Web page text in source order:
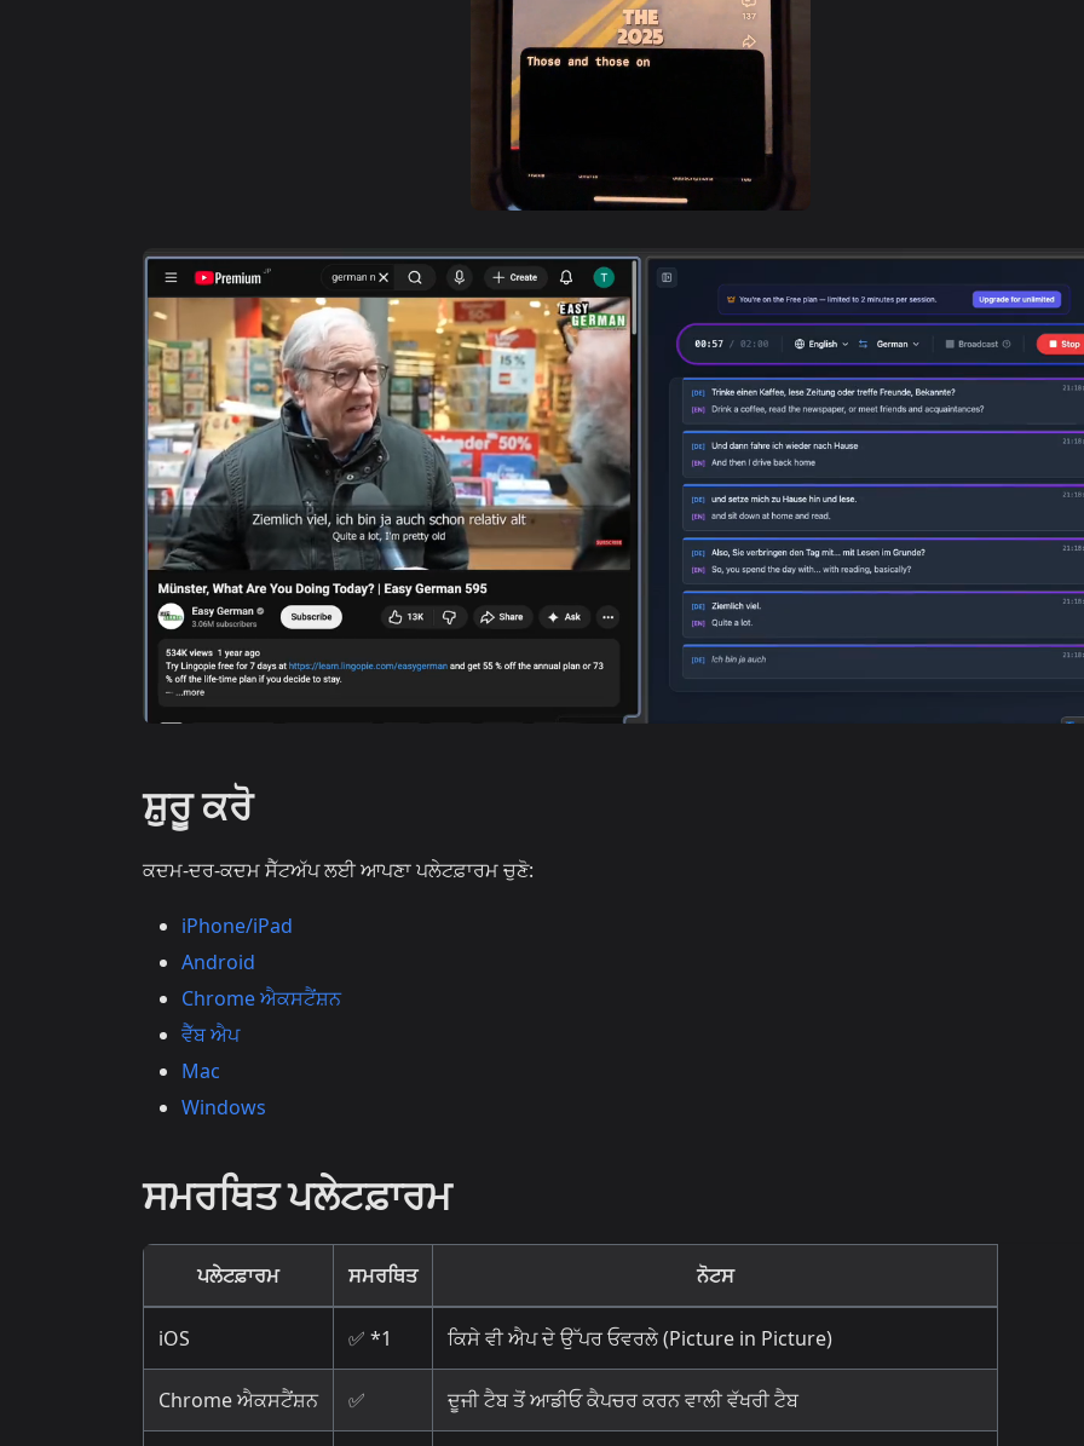
ਸ਼ੁਰੂ ਕਰੋ
ਕਦਮ-ਦਰ-ਕਦਮ ਸੈੱਟਅੱਪ ਲਈ ਆਪਣਾ ਪਲੇਟਫ਼ਾਰਮ ਚੁਣੋ:
iPhone/iPad
Android
Chrome ਐਕਸਟੈਂਸ਼ਨ
ਵੈੱਬ ਐਪ
Mac
Windows
ਸਮਰਥਿਤ ਪਲੇਟਫ਼ਾਰਮ
ਪਲੇਟਫ਼ਾਰਮ ਸਮਰਥਿਤ ਨੋਟਸ
iOS ✅ *1 ਕਿਸੇ ਵੀ ਐਪ ਦੇ ਉੱਪਰ ਓਵਰਲੇ (Picture in Picture)
Chrome ਐਕਸਟੈਂਸ਼ਨ ✅ ਦੂਜੀ ਟੈਬ ਤੋਂ ਆਡੀਓ ਕੈਪਚਰ ਕਰਨ ਵਾਲੀ ਵੱਖਰੀ ਟੈਬ